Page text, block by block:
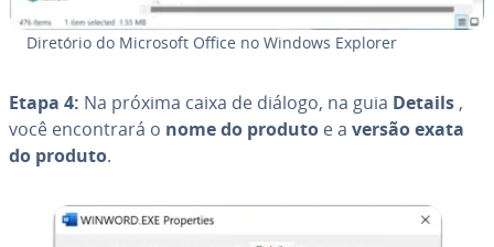
Diretório do Microsoft Office no Windows Explorer
Etapa 4: Na próxima caixa de diálogo, na guia Details ,
você en­con­trará o nome do produto e a versão exata
do produto.